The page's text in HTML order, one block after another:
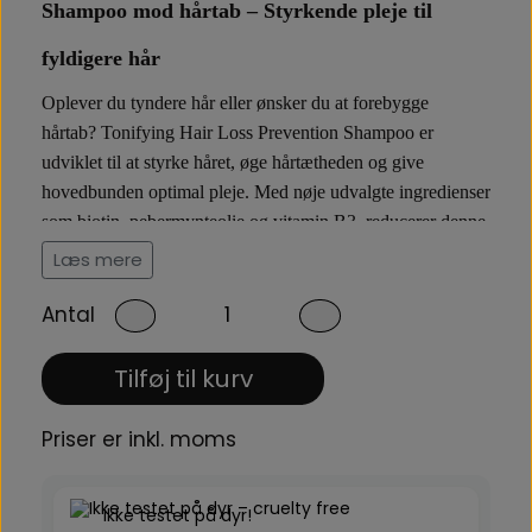
Shampoo mod hårtab – Styrkende pleje til
fyldigere hår
Oplever du tyndere hår eller ønsker du at forebygge
hårtab? Tonifying Hair Loss Prevention Shampoo er
udviklet til at styrke håret, øge hårtætheden og give
hovedbunden optimal pleje. Med nøje udvalgte ingredienser
som biotin, pebermynteolie og vitamin B3 , reducerer denne
shampoo skrøbelighed og stimulerer hovedbunden for
sundere hårvækst.
Biotin
er kendt for at forbedre hårets struktur og reducere
opfriskende effekt, der stimulerer blodcirkulationen i
intens næring, hvilket gør håret stærkere, sundere og mere
Læs mere
Antal
Tilføj til kurv
Priser er inkl. moms
Ikke testet på dyr!